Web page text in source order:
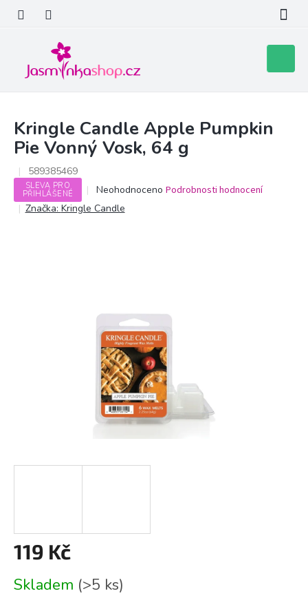
obsah
košík
Kringle Candle Apple Pumpkin
Pie Vonný Vosk, 64 g
589385469
SLEVA PRO
PŘIHLÁŠENÉ
Průměrné
hodnocení
produktu
Neohodnoceno Podrobnosti hodnocení
Značka: Kringle Candle
119 Kč
cena:
Skladem (>5 ks)